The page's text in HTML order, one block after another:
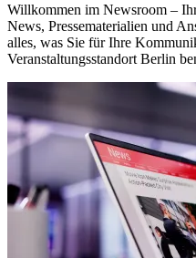
Willkommen im Newsroom –
News, Pressematerialien und
alles, was Sie für Ihre
Veranstaltungsstandort Berlin